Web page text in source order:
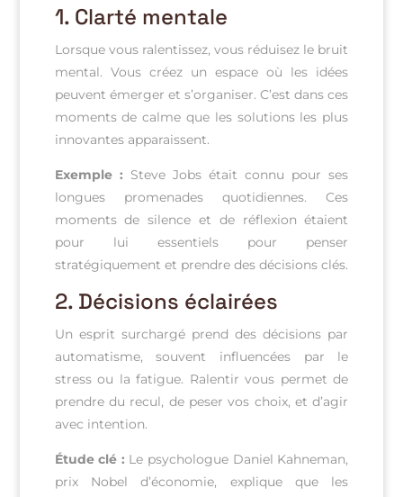
1. Clarté mentale
Lorsque vous ralentissez, vous réduisez le bruit
mental. Vous créez un espace où les idées
peuvent émerger et s’organiser. C’est dans ces
moments de calme que les solutions les plus
innovantes apparaissent.
Exemple : Steve Jobs était connu pour ses
longues promenades quotidiennes. Ces
moments de silence et de réflexion étaient
pour lui essentiels pour penser
stratégiquement et prendre des décisions clés.
2. Décisions éclairées
Un esprit surchargé prend des décisions par
automatisme, souvent influencées par le
stress ou la fatigue. Ralentir vous permet de
prendre du recul, de peser vos choix, et d’agir
avec intention.
Étude clé : Le psychologue Daniel Kahneman,
prix Nobel d’économie, explique que les